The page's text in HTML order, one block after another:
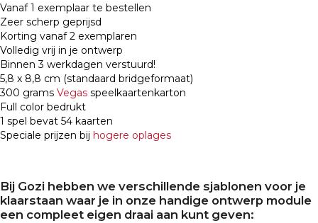
Vanaf 1 exemplaar te bestellen
Zeer scherp geprijsd
Korting vanaf 2 exemplaren
Volledig vrij in je ontwerp
Binnen 3 werkdagen verstuurd!
5,8 x 8,8 cm (standaard bridgeformaat)
300 grams Vegas speelkaartenkarton
Full color bedrukt
1 spel bevat 54 kaarten
Speciale prijzen bij hogere oplages
Bij Gozi hebben we verschillende sjablonen voor je
klaarstaan waar je in onze handige ontwerp module
een compleet eigen draai aan kunt geven: